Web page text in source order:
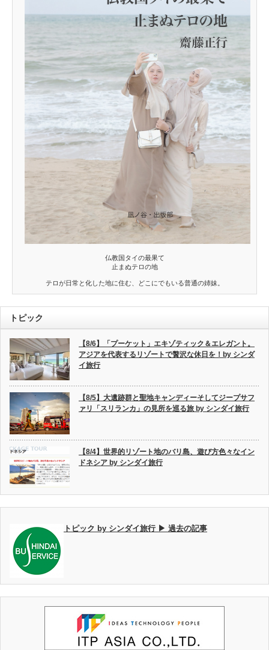
仏教国タイの最果て
止まぬテロの地
テロが日常と化した地に住む、どこにでもいる普通の姉妹。
トピック
【8/6】「プーケット」エキゾティック＆エレガント。
アジアを代表するリゾートで贅沢な休日を！by シンダ
イ旅行
【8/5】大遺跡群と聖地キャンディーそしてジープサフ
ァリ「スリランカ」の見所を巡る旅 by シンダイ旅行
【8/4】世界的リゾート地のバリ島、遊び方色々なイン
ドネシア by シンダイ旅行
トピック by シンダイ旅行 ▶ 過去の記事